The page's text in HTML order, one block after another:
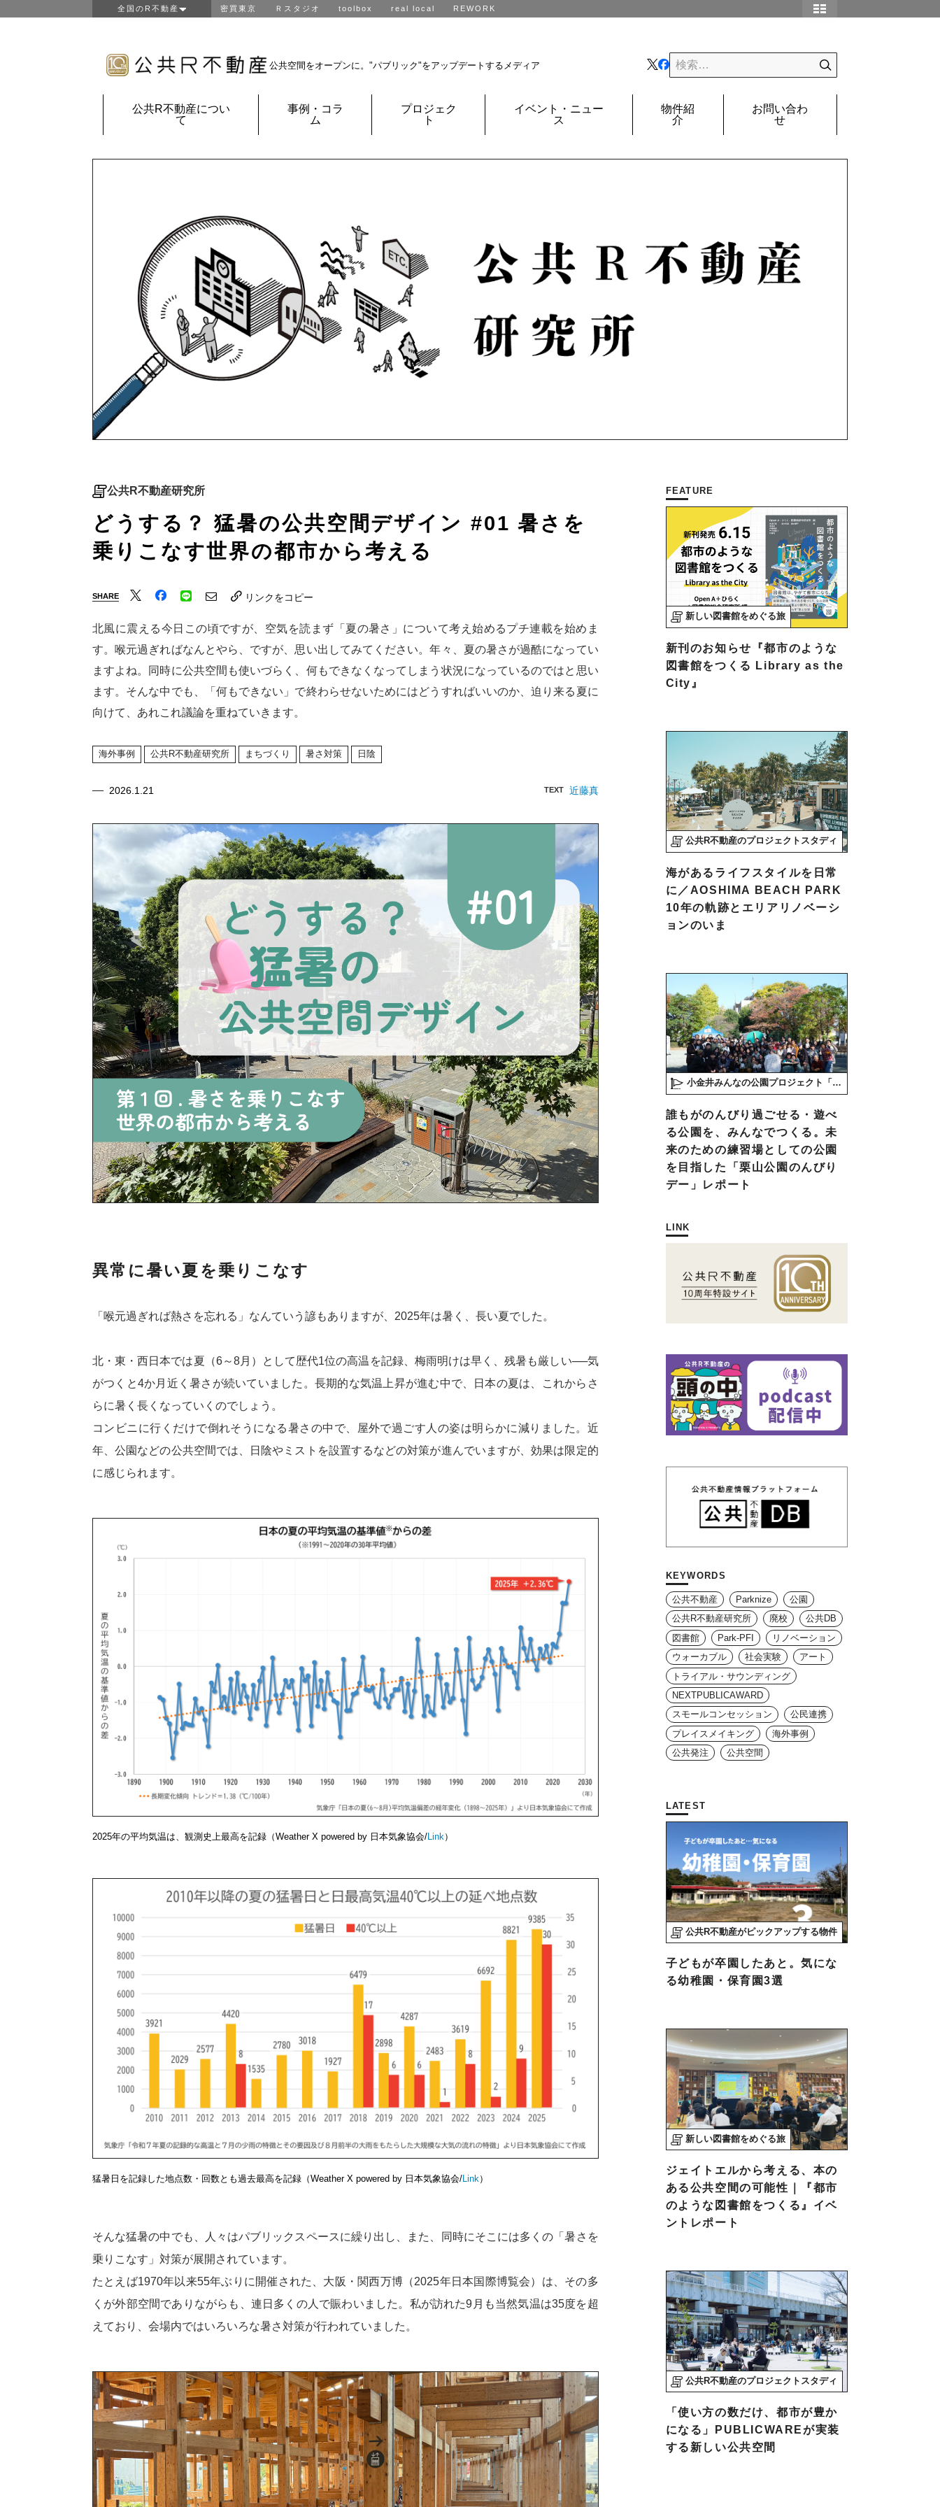
全国のR不動産
房総R不動産
鎌倉Ｒ不動産
京都Ｒ不動産
密買東京 Ｒスタジオ toolbox real local REWORK
不動産以外でも、いろいろやってます。
公共空間をオープンに。 "パブリック"をアップデートするメディア
公共R不動産につい
て
事例・コラ
ム
プロジェク
ト
イベント・ニュー
ス
物件紹
介
お問い合わ
せ
公共R不動産研究所
どうする？ 猛暑の公共空間デザイン #01 暑さを
乗りこなす世界の都市から考える
SHARE リンクをコピー
北風に震える今日この頃ですが、空気を読まず「夏の暑さ」について考え始めるプチ連載を始めま
す。喉元過ぎればなんとやら、ですが、思い出してみてください。年々、夏の暑さが過酷になってい
ますよね。同時に公共空間も使いづらく、何もできなくなってしまう状況になっているのではと思い
ます。そんな中でも、「何もできない」で終わらせないためにはどうすればいいのか、迫り来る夏に
向けて、あれこれ議論を重ねていきます。
海外事例 公共R不動産研究所 まちづくり 暑さ対策 日陰
2026.1.21 TEXT 近藤真
異常に暑い夏を乗りこなす
「喉元過ぎれば熱さを忘れる」なんていう諺もありますが、2025年は暑く、長い夏でした。
北・東・西日本では夏（6～8月）として歴代1位の高温を記録、梅雨明けは早く、残暑も厳しい──気
がつくと4か月近く暑さが続いていました。長期的な気温上昇が進む中で、日本の夏は、これからさ
らに暑く長くなっていくのでしょう。
コンビニに行くだけで倒れそうになる暑さの中で、屋外で過ごす人の姿は明らかに減りました。近
年、公園などの公共空間では、日陰やミストを設置するなどの対策が進んでいますが、効果は限定的
に感じられます。
2025年の平均気温は、観測史上最高を記録（Weather X powered by 日本気象協会/Link）
猛暑日を記録した地点数・回数とも過去最高を記録（Weather X powered by 日本気象協会/Link）
そんな猛暑の中でも、人々はパブリックスペースに繰り出し、また、同時にそこには多くの「暑さを
乗りこなす」対策が展開されています。
たとえば1970年以来55年ぶりに開催された、大阪・関西万博（2025年日本国際博覧会）は、その多
くが外部空間でありながらも、連日多くの人で賑わいました。私が訪れた9月も当然気温は35度を超
えており、会場内ではいろいろな暑さ対策が行われていました。
FEATURE
新しい図書館をめぐる旅
新刊のお知らせ『都市のような
図書館をつくる Library as the
City』
公共R不動産のプロジェクトスタディ
海があるライフスタイルを日常
に／AOSHIMA BEACH PARK
10年の軌跡とエリアリノベーシ
ョンのいま
小金井みんなの公園プロジェクト「play here」
誰もがのんびり過ごせる・遊べ
る公園を、みんなでつくる。未
来のための練習場としての公園
を目指した「栗山公園のんびり
デー」レポート
LINK
KEYWORDS
公共不動産 Parknize
公園
公共R不動産研究所
廃校
公共DB
図書館
Park-PFI
リノベーション
ウォーカブル
社会実験
アート
トライアル・サウンディング
NEXTPUBLICAWARD
スモールコンセッション
公民連携
プレイスメイキング
海外事例
公共発注
公共空間
LATEST
公共R不動産がピックアップする物件
子どもが卒園したあと。気にな
る幼稚園・保育園3選
新しい図書館をめぐる旅
ジェイトエルから考える、本の
ある公共空間の可能性｜『都市
のような図書館をつくる』イベ
ントレポート
公共R不動産のプロジェクトスタディ
「使い方の数だけ、都市が豊か
になる」PUBLICWAREが実装
する新しい公共空間